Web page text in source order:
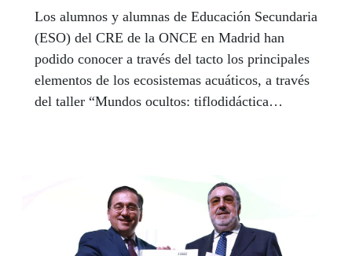
Los alumnos y alumnas de Educación Secundaria
(ESO) del CRE de la ONCE en Madrid han
podido conocer a través del tacto los principales
elementos de los ecosistemas acuáticos, a través
del taller “Mundos ocultos: tiflodidáctica